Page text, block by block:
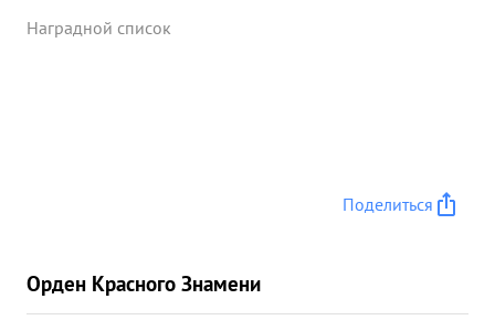
Наградной список
Поделиться
Орден Красного Знамени